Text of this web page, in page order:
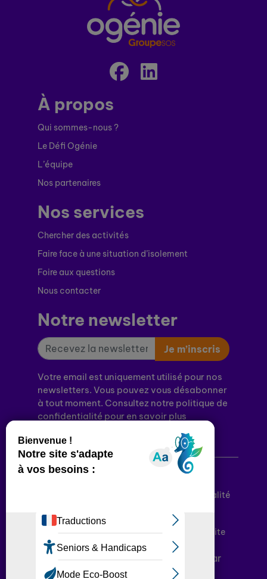
À propos
Qui sommes-nous ?
Le Défi Ogénie
L’équipe
Nos partenaires
Nos services
Chercher des activités
Faire face à une situation d’isolement
Foire aux questions
Nous contacter
Notre newsletter
Je m’inscris
Votre email est uniquement utilisé pour nos
newsletters. Vous pouvez vous désabonner
à tout moment. Consultez notre politique de
confidentialité pour en savoir plus
Politique de confidentialité
Conditions générales d’utilisation
Plan du site
Plateforme développée en France par
HACKTIV